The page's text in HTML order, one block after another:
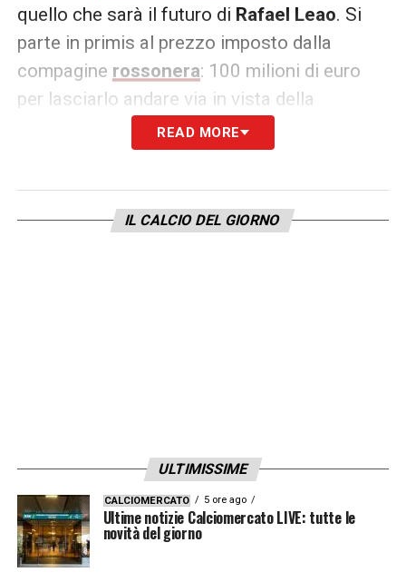
quello che sarà il futuro di Rafael Leao. Si
parte in primis al prezzo imposto dalla
compagine rossonera: 100 milioni di euro
per lasciarlo andare via in vista della
panchina Leao rimarrebbe al Milan, in caso
READ MORE
IL CALCIO DEL GIORNO
ULTIMISSIME
CALCIOMERCATO 5 ore ago
Ultime notizie Calciomercato LIVE: tutte le
novità del giorno